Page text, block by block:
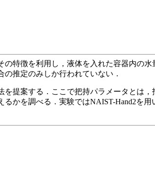
特徴を利用し，液体を入れた容器内の
推定のみしか行われていない．
提案する．ここで把持パラメータとは
かを調べる．実験ではNAIST-Hand2を